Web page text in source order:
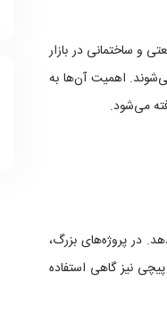
و ساختمانی در بازار
اهمیت آن‌ها به
می‌شود.
در پروژه‌های بزرگ،
نیز گاهی استفاده